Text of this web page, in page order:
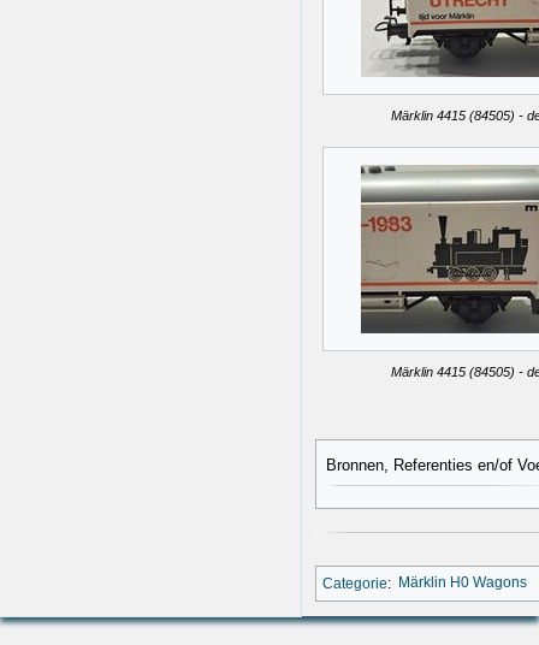
Märklin 4415 (84505) -
Märklin 4415 (84505) -
Bronnen, Referenties en/of
Categorie: Märklin H0 Wagons